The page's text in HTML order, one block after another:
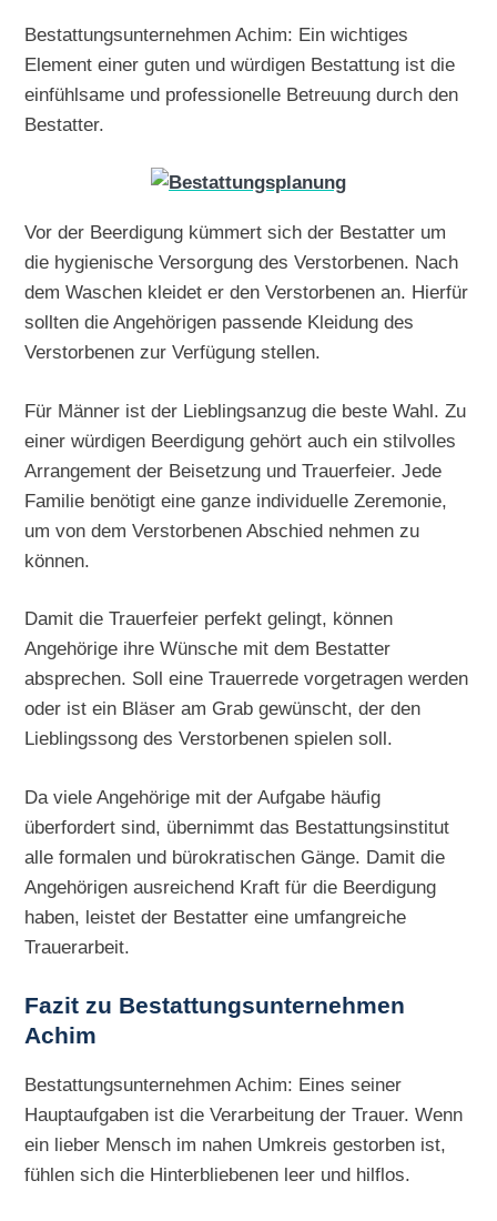
Bestattungsunternehmen Achim: Ein wichtiges
Element einer guten und würdigen Bestattung ist die
einfühlsame und professionelle Betreuung durch den
Bestatter.
Vor der Beerdigung kümmert sich der Bestatter um
die hygienische Versorgung des Verstorbenen. Nach
dem Waschen kleidet er den Verstorbenen an. Hierfür
sollten die Angehörigen passende Kleidung des
Verstorbenen zur Verfügung stellen.
Für Männer ist der Lieblingsanzug die beste Wahl. Zu
einer würdigen Beerdigung gehört auch ein stilvolles
Arrangement der Beisetzung und Trauerfeier. Jede
Familie benötigt eine ganze individuelle Zeremonie,
um von dem Verstorbenen Abschied nehmen zu
können.
Damit die Trauerfeier perfekt gelingt, können
Angehörige ihre Wünsche mit dem Bestatter
absprechen. Soll eine Trauerrede vorgetragen werden
oder ist ein Bläser am Grab gewünscht, der den
Lieblingssong des Verstorbenen spielen soll.
Da viele Angehörige mit der Aufgabe häufig
überfordert sind, übernimmt das Bestattungsinstitut
alle formalen und bürokratischen Gänge. Damit die
Angehörigen ausreichend Kraft für die Beerdigung
haben, leistet der Bestatter eine umfangreiche
Trauerarbeit.
Fazit zu Bestattungsunternehmen
Achim
Bestattungsunternehmen Achim: Eines seiner
Hauptaufgaben ist die Verarbeitung der Trauer. Wenn
ein lieber Mensch im nahen Umkreis gestorben ist,
fühlen sich die Hinterbliebenen leer und hilflos.